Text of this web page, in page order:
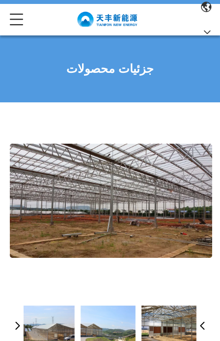
جزئیات محصولات